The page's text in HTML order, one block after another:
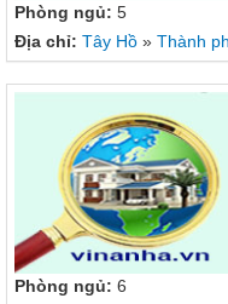
Phòng ngủ: 5
Địa chỉ: Tây Hồ » Thành
Phòng ngủ: 6